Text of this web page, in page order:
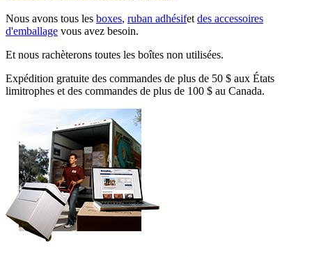
Nous avons tous les boxes, ruban adhésifetdes accessoires
d'emballage vous avez besoin.
Et nous rachèterons toutes les boîtes non utilisées.
Expédition gratuite des commandes de plus de 50 $ aux États
limitrophes et des commandes de plus de 100 $ au Canada.